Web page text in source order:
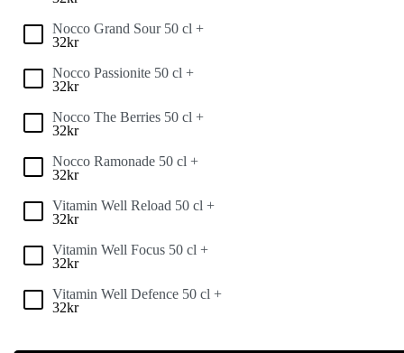
Nocco Grand Sour 50 cl +
32kr
Nocco Passionite 50 cl +
32kr
Nocco The Berries 50 cl +
32kr
Nocco Ramonade 50 cl +
32kr
Vitamin Well Reload 50 cl +
32kr
Vitamin Well Focus 50 cl +
32kr
Vitamin Well Defence 50 cl +
32kr